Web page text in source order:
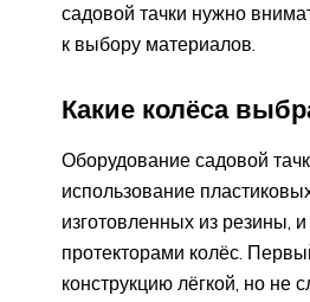
садовой тачки нужно
к выбору материалов.
Какие колёса
Оборудование садовой
использование
изготовленных из резины,
протекторами колёс.
конструкцию лёгкой, но не